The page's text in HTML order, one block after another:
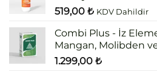
519,00 ₺ KDV Dahildir
Combi Plus - İz
Mangan, Molibden
1.299,00 ₺